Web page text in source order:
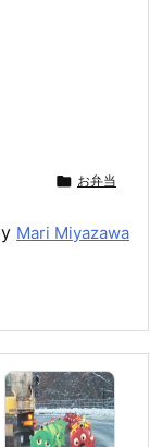
 お弁当
Mari Miyazawa